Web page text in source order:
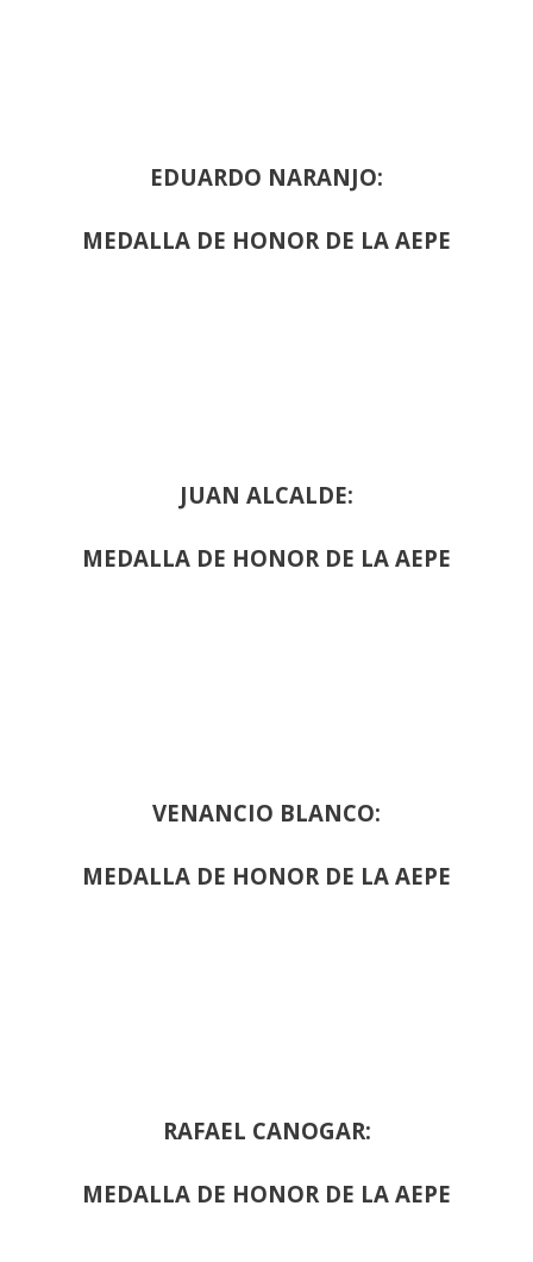
EDUARDO NARANJO:
MEDALLA DE HONOR DE LA AEPE
JUAN ALCALDE:
MEDALLA DE HONOR DE LA AEPE
VENANCIO BLANCO:
MEDALLA DE HONOR DE LA AEPE
RAFAEL CANOGAR:
MEDALLA DE HONOR DE LA AEPE